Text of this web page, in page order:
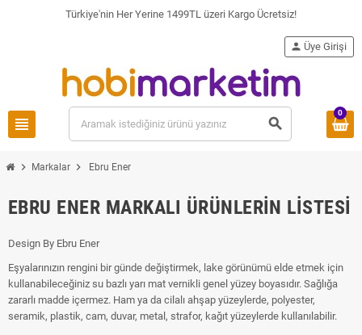
Türkiye'nin Her Yerine 1499TL üzeri Kargo Ücretsiz!
view_headline search
person Üye Girişi
0
chevron_right Markalar chevron_right Ebru Ener
EBRU ENER MARKALI ÜRÜNLERIN LISTESI
Design By Ebru Ener
Eşyalarınızın rengini bir günde değiştirmek, lake görünümü elde etmek için
kullanabileceğiniz su bazlı yarı mat vernikli genel yüzey boyasıdır. Sağlığa
zararlı madde içermez. Ham ya da cilalı ahşap yüzeylerde, polyester,
seramik, plastik, cam, duvar, metal, strafor, kağıt yüzeylerde kullanılabilir.